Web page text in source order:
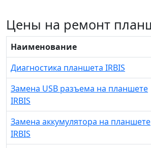
Цены на ремонт
Наименование
Диагностика планшета IRBIS
Замена USB разъема на планшете
IRBIS
Замена аккумулятора на планшете
IRBIS